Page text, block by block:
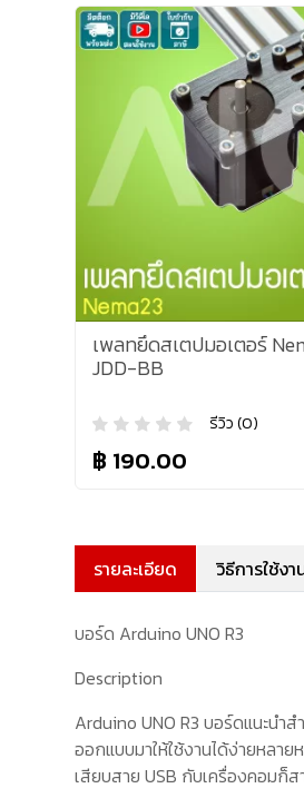
เพลทยึดสเตปมอเตอร์
JDD-BB
รีวิว (0)
฿ 190.00
รายละเอียด วิธีการใช้งา
บอร์ด Arduino UNO R3
Description
Arduino UNO R3บอร์ดแนะนำส
ออกแบบมาให้ใช้งานได้ง่ายหลา
เสียบสายUSB กับเครื่องคอมก็